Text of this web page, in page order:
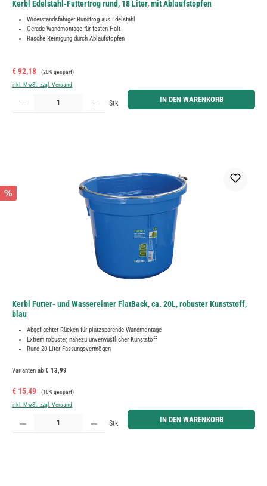
Kerbl Edelstahl-Futtertrog rund, 18 Liter, mit Ablaufstopfen
Widerstandsfähiger Rundtrog aus Edelstahl
Gerade Wandmontage für festen Halt
Rasche Reinigung durch Ablaufstopfen
Verkaufspreis:
€ 92,18 Regulärer Preis:
(20% gespart)
inkl. MwSt. zzgl. Versand
Produkt Anzahl: Gib den gewünschten Wert ein oder benutze die Schaltflächen um die Anzahl zu
Stk. IN DEN WARENKORB
%
Kerbl Futter- und Wassereimer FlatBack, ca. 20L, robuster Kunststoff,
blau
Abgeflachter Rücken für platzsparende Wandmontage
Extrem robuster, nahezu unverwüstlicher Kunststoff
Rund 20 Liter Fassungsvermögen
Varianten ab € 13,99
Verkaufspreis:
€ 15,49 Regulärer Preis:
(18% gespart)
inkl. MwSt. zzgl. Versand
Produkt Anzahl: Gib den gewünschten Wert ein oder benutze die Schaltflächen um die Anzahl zu
Stk. IN DEN WARENKORB